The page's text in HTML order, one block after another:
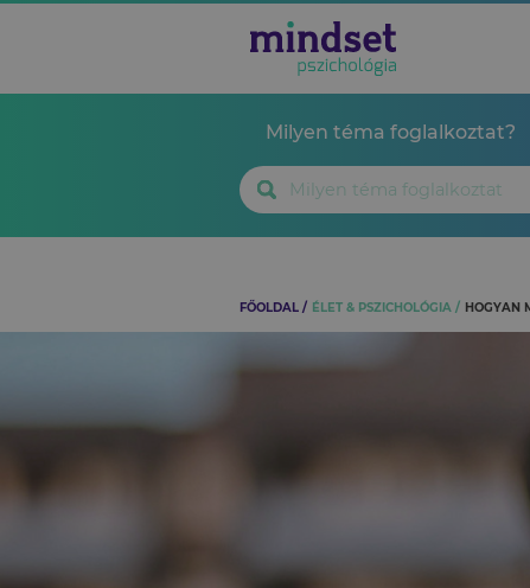
Milyen téma foglalkoztat?
FŐOLDAL ÉLET & PSZICHOLÓGIA HOGYAN